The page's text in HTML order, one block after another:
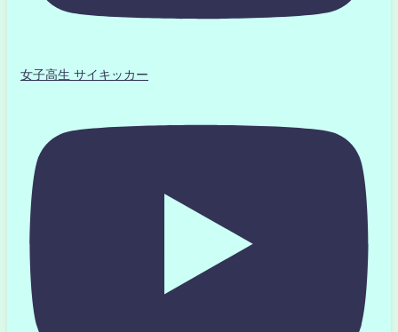
女子高生 サイキッカー